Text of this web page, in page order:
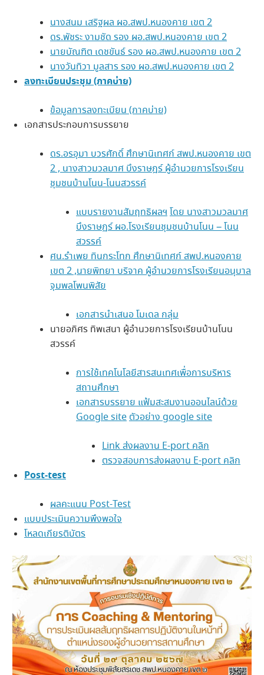
นางสนม เสริฐผล ผอ.สพป.หนองคาย เขต 2
ดร.พัชระ งามชัด รอง ผอ.สพป.หนองคาย เขต 2
นายบัณฑิต เดชขันธ์ รอง ผอ.สพป.หนองคาย เขต 2
นางวันทิวา มูลสาร รอง ผอ.สพป.หนองคาย เขต 2
ลงทะเบียนประชุม (ภาคบ่าย)
ข้อมูลการลงทะเบียน (ภาคบ่าย)
เอกสารประกอบการบรรยาย
ดร.อรอุมา บวรศักดิ์ ศึกษานิเทศก์ สพป.หนองคาย เขต
2 , นางสาวมวลมาศ บึงราษฎร์ ผู้อำนวยการโรงเรียน
ชุมชนบ้านโนน-โนนสวรรค์
แบบรายงานสัมฤทธิผลฯ โดย นางสาวมวลมาศ
บึงราษฏร์ ผอ.โรงเรียนชุมชนบ้านโนน – โนน
สวรรค์
ศน.รำเพย ทินกระโทก ศึกษานิเทศก์ สพป.หนองคาย
เขต 2 ,นายพิทยา บริจาค ผู้อำนวยการโรงเรียนอนุบาล
จุมพลโพนพิสัย
เอกสารนำเสนอ โมเดล กลุ่ม
นายอภิศร ทิพเสนา ผู้อำนวยการโรงเรียนบ้านโนน
สวรรค์
การใช้เทคโนโลยีสารสนเทศเพื่อการบริหาร
สถานศึกษา
เอกสารบรรยาย แฟ้มสะสมงานออนไลน์ด้วย
Google site ตัวอย่าง google site
Link ส่งผลงาน E-port คลิก
ตรวจสอบการส่งผลงาน E-port คลิก
Post-test
ผลคะแนน Post-Test
แบบประเมินความพึงพอใจ
โหลดเกียรติบัตร